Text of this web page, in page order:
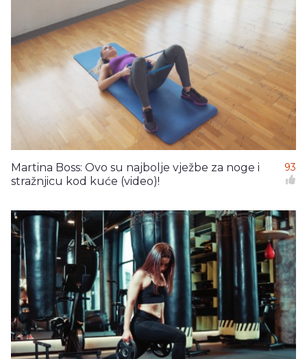
Martina Boss: Ovo su najbolje vježbe za noge i
stražnjicu kod kuće (video)!
93